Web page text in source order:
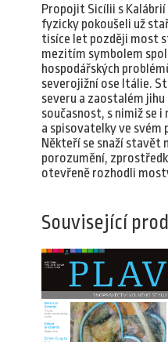
Propojit Sicílii s Kalábrií
fyzicky pokoušeli už
tisíce let později most
mezitím symbolem
hospodářských
severojižní ose Itálie.
severu a zaostalém
současnost, s nimiž se
a spisovatelky ve svém
Někteří se snaží stavět
porozumění,
otevřeně rozhodli
Související